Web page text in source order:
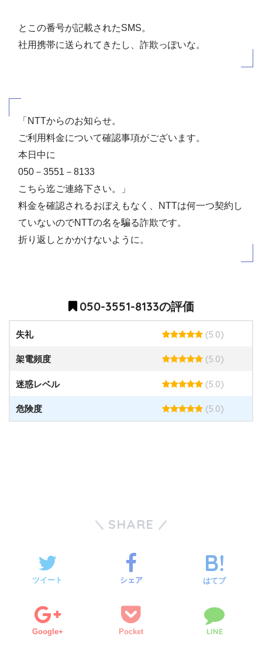
とこの番号が記載されたSMS。
社用携帯に送られてきたし、詐欺っぽいな。
「NTTからのお知らせ。
ご利用料金について確認事項がございます。
本日中に
050－3551－8133
こちら迄ご連絡下さい。」
料金を確認されるおぼえもなく、NTTは何一つ契約し
ていないのでNTTの名を騙る詐欺です。
折り返しとかかけないように。
050-3551-8133の評価
失礼 (5.0)
架電頻度 (5.0)
迷惑レベル (5.0)
危険度 (5.0)
SHARE
ツイート シェア はてブ
Google+ Pocket LINE